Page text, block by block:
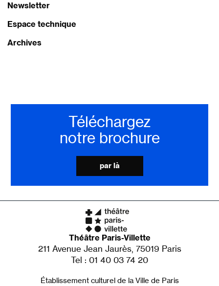
Newsletter
Espace technique
Archives
Téléchargez
notre brochure
par là
Théâtre Paris-Villette
211 Avenue Jean Jaurès, 75019 Paris
Tel : 01 40 03 74 20
Établissement culturel de la Ville de Paris